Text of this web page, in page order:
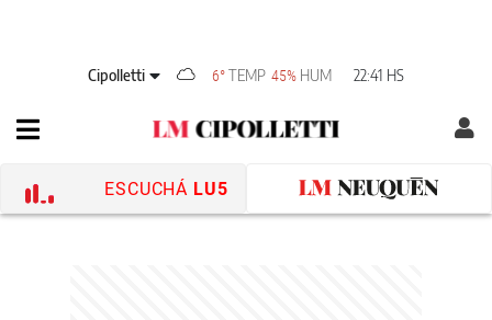
Cipolletti 6° TEMP 45% HUM 22:41 HS
ESCUCHÁ LU5